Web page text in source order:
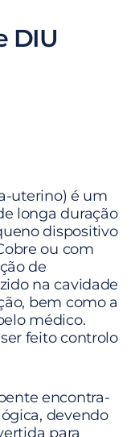
DIU
uterino) é um
longa duração
dispositivo
ou com
de
na cavidade
bem como a
médico.
feito controlo
encontra-
devendo
para